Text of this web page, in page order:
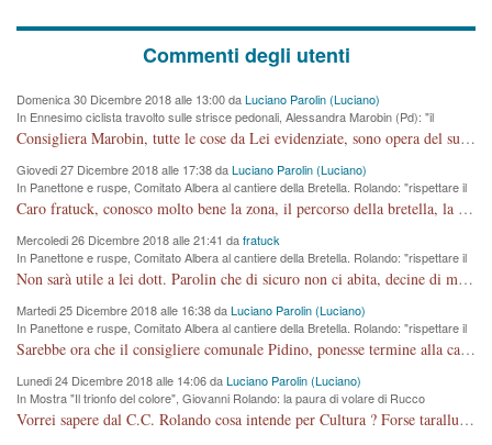
Commenti degli utenti
Domenica 30 Dicembre 2018 alle 13:00 daLuciano Parolin (Luciano)
In Ennesimo ciclista travolto sulle strisce pedonali, Alessandra Marobin (Pd): "il
Comune si svegli"
Consigliera Marobin, tutte le cose da Lei evidenziate, sono opera del suo ex Assessore e compagno di Partito Antonio Marco Dalla Pozza Assessore alla "progettazione" di piste ciclabili e altre porcherie. A lui manderei il conto da saldare per incidenti e danni alle persone. E' ora che "finiamola." Avete perso rassegnatevi. qui IL SINDACO RUCCO NON C'ENTRA PER NIENTE. CAPITO!!!!!!!! Amen.
Giovedi 27 Dicembre 2018 alle 17:38 daLuciano Parolin (Luciano)
In Panettone e ruspe, Comitato Albera al cantiere della Bretella. Rolando: "rispettare il
cronoprogramma"
Caro fratuck, conosco molto bene la zona, il percorso della bretella, la situazione dei cittadini, abito in Viale Trento. A partire dal 2003 ho partecipato al Comitato di Maddalene pro bretella, e a riunioni propositive per apportare modifiche al progetto. Numerose mie foto del territorio sono arrivate a Roma, altri miei interventi (non graditi dalla Sx) sono stati pubblicati dal GdV, assieme ad altri come Ciro Asproso, ora favorevole alla bretella. Ho partecipato alla raccolta firme per la chiusura della strada x 5 giorni eseguita dal Sindaco Hullwech per sforamento 180 Micro/g. Pertanto come impegno per la tematica sono apposto con la coscienza. Ora il Progetto è partito, fine! Voglio dire che la nuova Giunta "comunale" non c'entra più. L'opera sarà "malauguratamente" eseguita, ma non con il mio placet. Il Consigliere Comunale dovrebbe capire che la campagna elettorale è finita, con buona pace di tutti. Quello che invece dovrebbe interessare è la proprietà della strada, dall'uscita autostradale Ovest, sino alla Rotatoria dell'Albara, vi sono tre possessori: Autostrade SpA; La Provincia, il Comune. Come la mettiamo per il futuro ? I costi, da 50 sono saliti a 100 milioni di € come dire 20 milioni a KM (!) da non credere. Comunque si farà. Ma nessuno canti Vittoria, anzi meglio non farne un ulteriore fatto "partitico" per questioni elettorali o di seggio. Se mi manda la sua mail, sono disponibile ad inviare i documenti e le foto sopra descritte. Con ossequi, Luciano Parolin
Mercoledi 26 Dicembre 2018 alle 21:41 dafratuck
In Panettone e ruspe, Comitato Albera al cantiere della Bretella. Rolando: "rispettare il
cronoprogramma"
Non sarà utile a lei dott. Parolin che di sicuro non ci abita, decine di migliaia di TIR, automobili e padroncini che passano quotidianamente per una strada appena rotabile, non è più possibile stendere i panni, attraversare la strada senza rischiare la morte, le case stanno crepando, i tempi sono cambiati e la bretella non passerà assolutamente per maddalene (ma cosa sta a dire?!), dia invece responsabilità a chi ha costruito tagliando la strada che doveva invece terminare a isola vicentina e non al moracchino lasciando Motta di Costabissara ancora in panne di traffico. I tempi sono cambiati dottore e se l'anagrafe della vita stagna nell'essere umano impressioni conservatrici, la società non le considera perchè va avanti, si industrializza e ha bisogno di infrastrutture e di sviluppo. Ultima considerazione, se è geloso di Rolando perchè vede in lui solo campagne politiche mentre si difendono i SOLI diritti dei cittadini, la preghiamo faccia considerazioni più appropriate. Saluti e complimenti per i suoi scritti.
Martedi 25 Dicembre 2018 alle 16:38 daLuciano Parolin (Luciano)
In Panettone e ruspe, Comitato Albera al cantiere della Bretella. Rolando: "rispettare il
cronoprogramma"
Sarebbe ora che il consigliere comunale Pidino, ponesse termine alla campagna elettorale nel territorio del suo seggio Villaggio del Sole. La tiraca è iniziata, distruggerà 6 km di prateria ovest della città, ricca di fonti e sorgenti d'acqua. I cittadini di Maddalene non avranno più Pace la notte. Molta colpa per la costruzione di questa Strada è proprio del signor Rolando,dei suoi gazebo mobili e che vuol far passare questa opera VANDALICA come progetto "utile" a chi ? Non è cosa seria sig. Rolando!
Lunedi 24 Dicembre 2018 alle 14:06 daLuciano Parolin (Luciano)
In Mostra "Il trionfo del colore", Giovanni Rolando: la paura di volare di Rucco
Vorrei sapere dal C.C. Rolando cosa intende per Cultura ? Forse tarallucci, vino e sagre, o spaghetti tricolori del PD ? Il continuo (s)parlare della mostra a Palazzo Chiericati caro consigliere DANNEGGIA FORTEMENTE l'immagine della città TUTTA e fa deviare i consensi che in RUSSIA (badi bene ex U.R.S.S.) sono ECCELLENTI. A livello artistico l'evento è di alta Valenza culturale, COMPITO di Tutta la Cittadinanza fare il possibile per propagandare l'iniziativa senza farne UN CASO PARTITICO come fa Lei da sempre. Meno Gazebo + Partecipazione! E così sia. Amen.